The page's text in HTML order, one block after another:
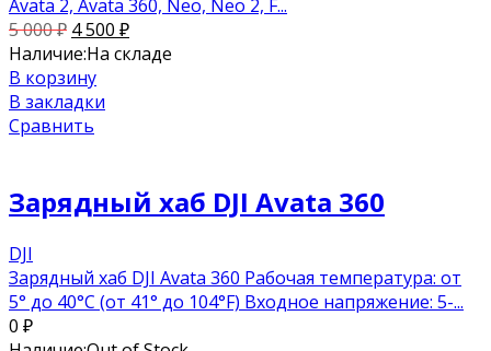
Avata 2, Avata 360, Neo, Neo 2, F...
5 000₽ 4 500 ₽
Наличие:На складе
В корзину
В закладки
Сравнить
Зарядный хаб DJI Avata 360
DJI
Зарядный хаб DJI Avata 360 Рабочая температура: от
5° до 40°C (от 41° до 104°F) Входное напряжение: 5-...
0 ₽